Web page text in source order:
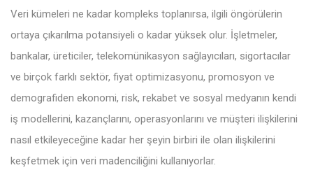
Veri kümeleri ne kadar kompleks toplanırsa, ilgili öngörülerin
ortaya çıkarılma potansiyeli o kadar yüksek olur. İşletmeler,
bankalar, üreticiler, telekomünikasyon sağlayıcıları, sigortacılar
ve birçok farklı sektör, fiyat optimizasyonu, promosyon ve
demografiden ekonomi, risk, rekabet ve sosyal medyanın kendi
iş modellerini, kazançlarını, operasyonlarını ve müşteri ilişkilerini
nasıl etkileyeceğine kadar her şeyin birbiri ile olan ilişkilerini
keşfetmek için veri madenciliğini kullanıyorlar.